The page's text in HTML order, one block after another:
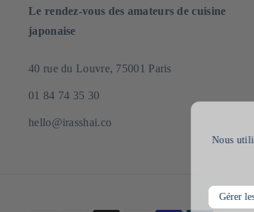
Le rendez-vous des amateurs de cuisine
japonaise
40 rue du Louvre, 75001 Paris
01 84 74 35 30
hello@irasshai.co